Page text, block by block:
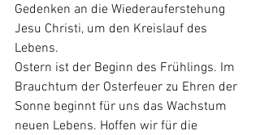
Gedenken an die Wiederauferstehung
Jesu Christi, um den Kreislauf des
Lebens.
Ostern ist der Beginn des Frühlings. Im
Brauchtum der Osterfeuer zu Ehren der
Sonne beginnt für uns das Wachstum
neuen Lebens. Hoffen wir für die